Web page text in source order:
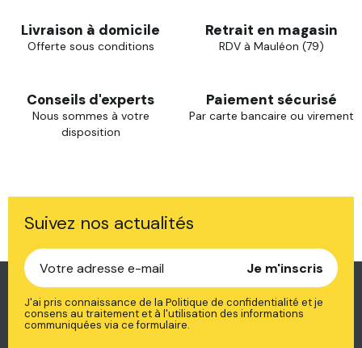
Livraison à domicile
Offerte sous conditions
Retrait en magasin
RDV à Mauléon (79)
Conseils d'experts
Nous sommes à votre
disposition
Paiement sécurisé
Par carte bancaire ou virement
Suivez nos actualités
Je m'inscris
J'ai pris connaissance de la Politique de confidentialité et je
consens au traitement et à l'utilisation des informations
communiquées via ce formulaire.